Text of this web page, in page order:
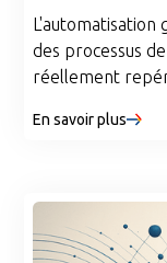
des processus
réellement
En savoir plus